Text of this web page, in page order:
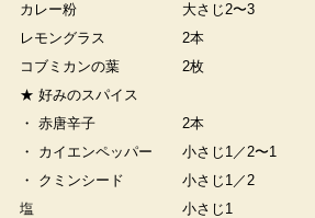
カレー粉
大さじ2〜3
レモングラス
2本
コブミカンの葉
2枚
★ 好みのスパイス
・ 赤唐辛子
2本
・ カイエンペッパー
小さじ1／2〜1
・ クミンシード
小さじ1／2
塩
小さじ1